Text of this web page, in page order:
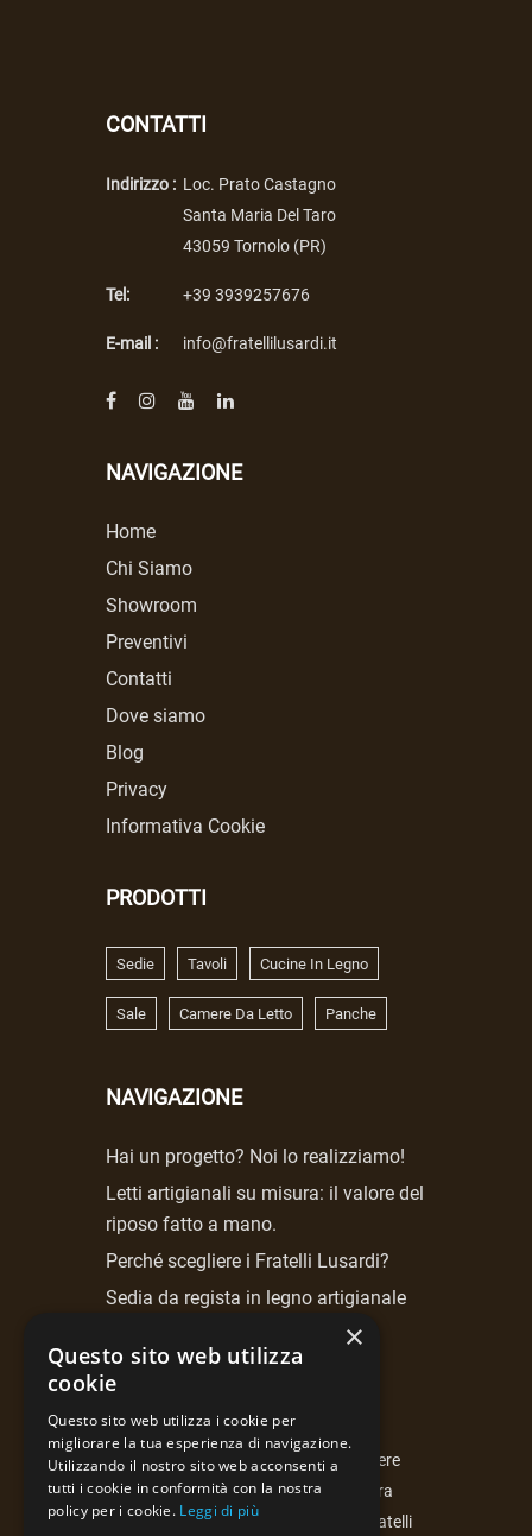
CONTATTI
Indirizzo : Loc. Prato Castagno
Santa Maria Del Taro
43059 Tornolo (PR)
Tel: +39 3939257676
E-mail : info@fratellilusardi.it
NAVIGAZIONE
Home
Chi Siamo
Showroom
Preventivi
Contatti
Dove siamo
Blog
Privacy
Informativa Cookie
PRODOTTI
Sedie Tavoli Cucine In Legno
Sale Camere Da Letto Panche
NAVIGAZIONE
Hai un progetto? Noi lo realizziamo!
Letti artigianali su misura: il valore del
riposo fatto a mano.
Perché scegliere i Fratelli Lusardi?
Sedia da regista in legno artigianale
NEWSLETTER
Iscrivendoti alla newsletter potrai essere
costantemente aggiornato sulla nostra
attività, le curiosità e le proposte di Fratelli
×
Questo sito web utilizza
cookie
Questo sito web utilizza i cookie per
migliorare la tua esperienza di navigazione.
Utilizzando il nostro sito web acconsenti a
tutti i cookie in conformità con la nostra
policy per i cookie. Leggi di più